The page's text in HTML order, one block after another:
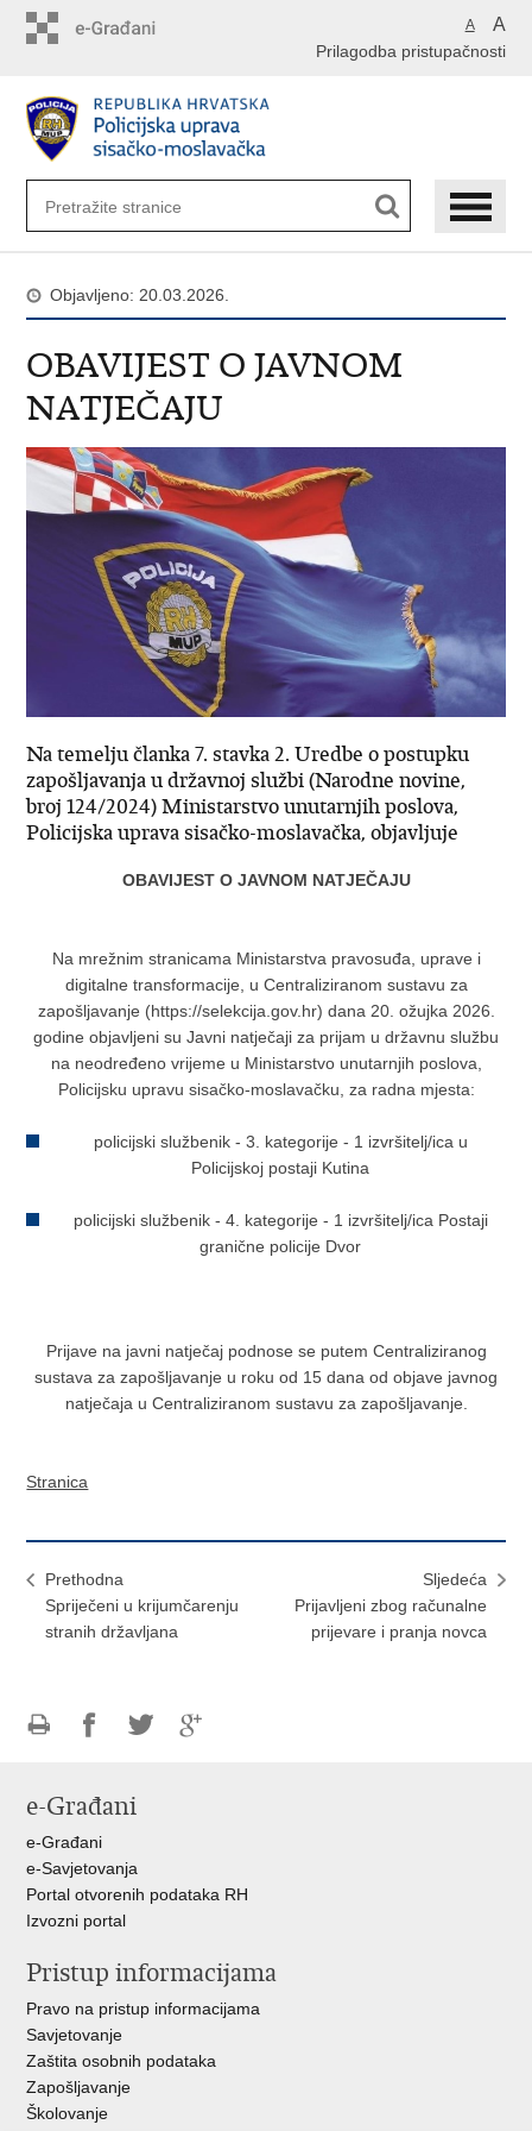
A A
Prilagodba pristupačnosti
Objavljeno: 20.03.2026.
OBAVIJEST O JAVNOM
NATJEČAJU
Na temelju članka 7. stavka 2. Uredbe o postupku
zapošljavanja u državnoj službi (Narodne novine,
broj 124/2024) Ministarstvo unutarnjih poslova,
Policijska uprava sisačko-moslavačka, objavljuje
OBAVIJEST O JAVNOM NATJEČAJU
Na mrežnim stranicama Ministarstva pravosuđa, uprave i
digitalne transformacije, u Centraliziranom sustavu za
zapošljavanje (https://selekcija.gov.hr) dana 20. ožujka 2026.
godine objavljeni su Javni natječaji za prijam u državnu službu
na neodređeno vrijeme u Ministarstvo unutarnjih poslova,
Policijsku upravu sisačko-moslavačku, za radna mjesta:
policijski službenik - 3. kategorije - 1 izvršitelj/ica u
Policijskoj postaji Kutina
policijski službenik - 4. kategorije - 1 izvršitelj/ica Postaji
granične policije Dvor
Prijave na javni natječaj podnose se putem Centraliziranog
sustava za zapošljavanje u roku od 15 dana od objave javnog
natječaja u Centraliziranom sustavu za zapošljavanje.
Stranica
Prethodna
​Spriječeni u krijumčarenju
stranih državljana
Sljedeća
​Prijavljeni zbog računalne
prijevare i pranja novca
FacebookuTwitteru
e-Građani
e-Građani
e-Savjetovanja
Portal otvorenih podataka RH
Izvozni portal
Pristup informacijama
Pravo na pristup informacijama
Savjetovanje
Zaštita osobnih podataka
Zapošljavanje
Školovanje